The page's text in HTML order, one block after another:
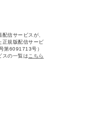
信サービスが、
正規版配信サービ
第6091713号）
スの一覧はこちら